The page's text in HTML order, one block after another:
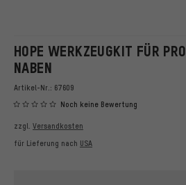
HOPE WERKZEUGKIT FÜR
NABEN
Artikel-Nr.: 67609
Noch keine Bewertung
zzgl. Versandkosten
für Lieferung nach USA